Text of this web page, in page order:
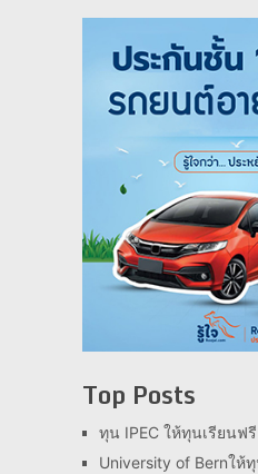
Top Posts
ทุน IPEC ให้ทุนเรียนฟ
University of Bernให้